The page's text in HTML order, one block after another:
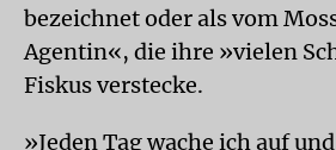
bezeichnet oder als vom
Agentin«, die ihre »vielen
Fiskus verstecke.
»Jeden Tag wache ich auf